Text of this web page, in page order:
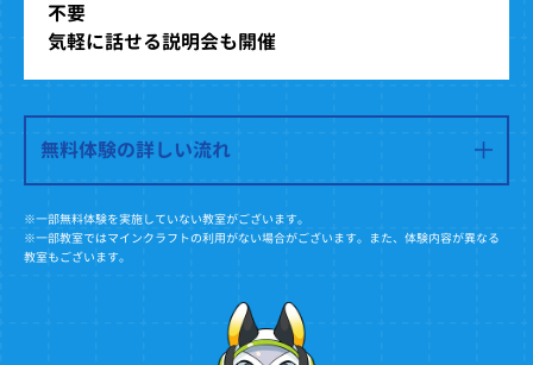
不要
気軽に話せる説明会も開催
無料体験の詳しい流れ
※一部無料体験を実施していない教室がございます。
※一部教室ではマインクラフトの利用がない場合がございます。また、体験内容が異なる
教室もございます。